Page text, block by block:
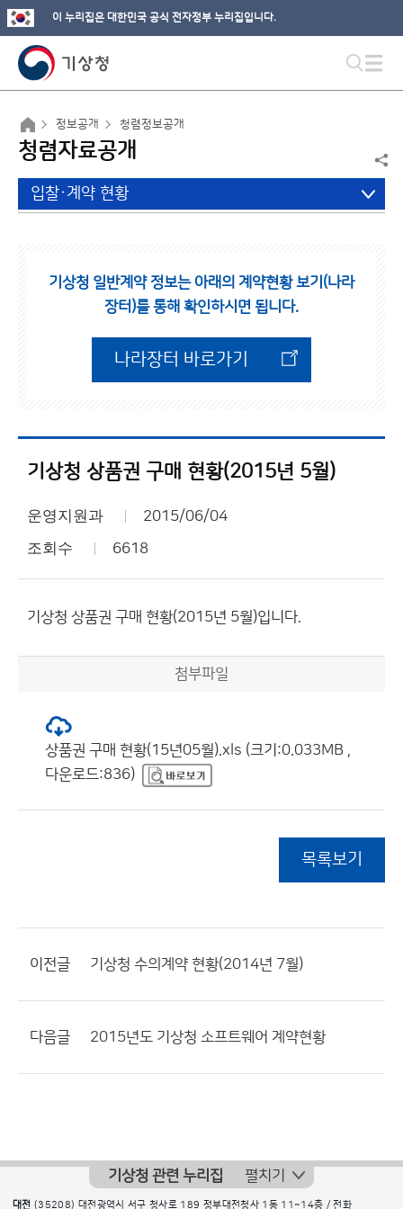
이 누리집은 대한민국 공식 전자정부 누리집입니다.
정보공개 청렴정보공개
청렴자료공개
입찰·계약 현황
기상청 일반계약 정보는 아래의 계약현황 보기(나라
장터)를 통해 확인하시면 됩니다.
나라장터 바로가기
기상청 상품권 구매 현황(2015년 5월)
운영지원과 2015/06/04
조회수 6618
기상청 상품권 구매 현황(2015년 5월)입니다.
첨부파일
상품권 구매 현황(15년05월).xls (크기:0.033MB ,
다운로드:836)
목록보기
이전글 기상청 수의계약 현황(2014년 7월)
다음글 2015년도 기상청 소프트웨어 계약현황
기상청 관련 누리집 펼치기
대전 (35208) 대전광역시 서구 청사로 189 정부대전청사 1동 11~14층 / 전화